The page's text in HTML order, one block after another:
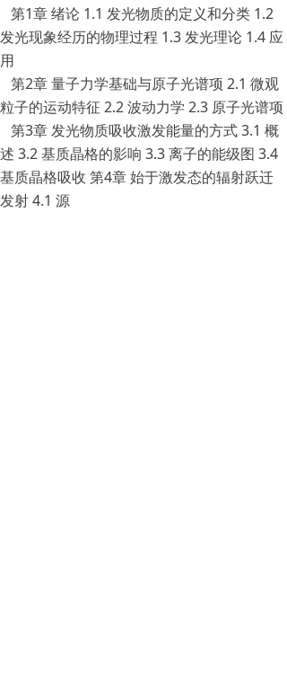
第1章 绪论 1.1 发光物质的定义和分类 1.2
发光现象经历的物理过程 1.3 发光理论 1.4 应
用
第2章 量子力学基础与原子光谱项 2.1 微观
粒子的运动特征 2.2 波动力学 2.3 原子光谱项
第3章 发光物质吸收激发能量的方式 3.1 概
述 3.2 基质晶格的影响 3.3 离子的能级图 3.4
基质晶格吸收 第4章 始于激发态的辐射跃迁
发射 4.1 源